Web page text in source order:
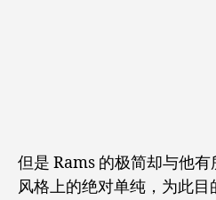
但是 Rams 的极简却与他
风格上的绝对单纯，为此目